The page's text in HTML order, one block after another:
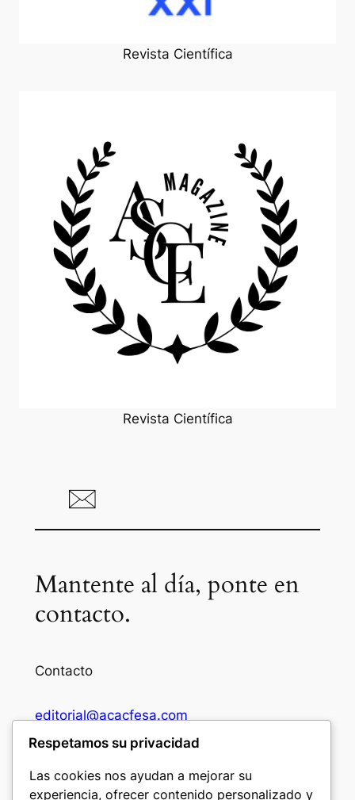
Revista Científica
Revista Científica
Mantente al día, ponte en
contacto.
Contacto
editorial@acacfesa.com
Respetamos su privacidad
Las cookies nos ayudan a mejorar su
experiencia, ofrecer contenido personalizado y